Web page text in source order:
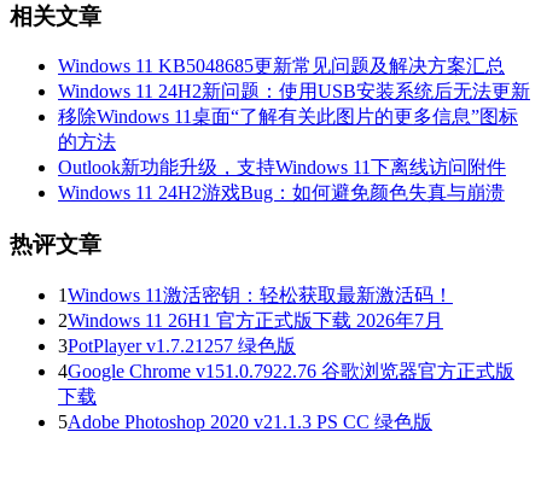
相关文章
Windows 11 KB5048685更新常见问题及解决方案汇总
Windows 11 24H2新问题：使用USB安装系统后无法更新
移除Windows 11桌面“了解有关此图片的更多信息”图标
的方法
Outlook新功能升级，支持Windows 11下离线访问附件
Windows 11 24H2游戏Bug：如何避免颜色失真与崩溃
热评文章
1Windows 11激活密钥：轻松获取最新激活码！
2Windows 11 26H1 官方正式版下载 2026年7月
3PotPlayer v1.7.21257 绿色版
4Google Chrome v151.0.7922.76 谷歌浏览器官方正式版
下载
5Adobe Photoshop 2020 v21.1.3 PS CC 绿色版